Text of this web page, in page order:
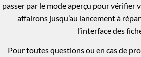
passer par le mode aperçu pour vérifier
affairons jusqu’au lancement à
l’interface des
Pour toutes questions ou en cas de